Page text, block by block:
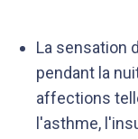
La sensation
pendant la
affections
l'asthme,